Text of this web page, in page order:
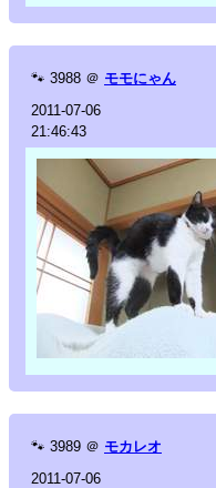
🐾 3988 ＠ モモにゃん
2011-07-06
21:46:43
🐾 3989 ＠ モカレオ
2011-07-06